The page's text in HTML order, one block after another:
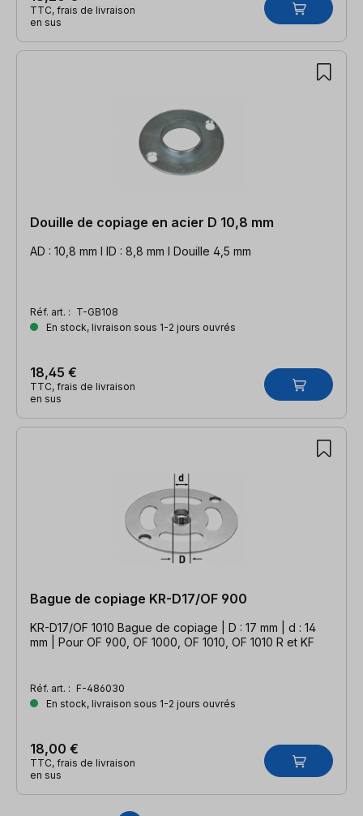
TTC, frais de livraison
en sus
Douille de copiage en acier D 10,8 mm
AD : 10,8 mm l ID : 8,8 mm l Douille 4,5 mm
Réf. art. : T-GB108
En stock, livraison sous 1-2 jours ouvrés
18,45 €
TTC, frais de livraison
en sus
Bague de copiage KR-D17/OF 900
KR-D17/OF 1010 Bague de copiage | D : 17 mm | d : 14
mm | Pour OF 900, OF 1000, OF 1010, OF 1010 R et KF
Réf. art. : F-486030
En stock, livraison sous 1-2 jours ouvrés
18,00 €
TTC, frais de livraison
en sus